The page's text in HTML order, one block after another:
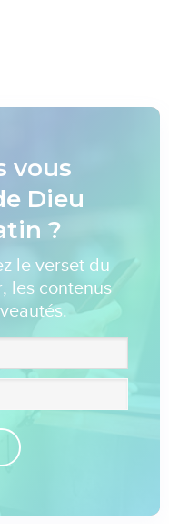
vous
Dieu
?
le verset du
les contenus